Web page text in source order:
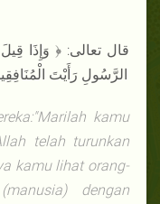
الرَّسُولِ رَأَيْتَ
kamu
telah turunkan
kamu lihat orang-
dengan